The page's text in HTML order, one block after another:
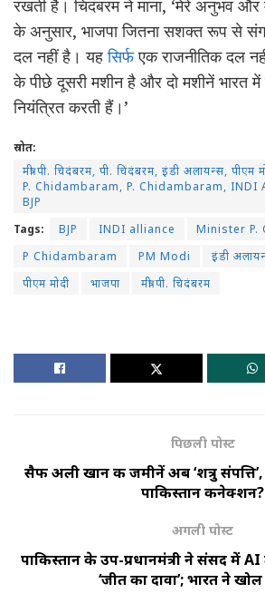
रखती है। चिदंबरम ने माना, ‘मेरे अनुभव
के अनुसार, भाजपा जितना सशक्त रूप से
दल नहीं है। यहसिर्फएक राजनीतिक दल
के पीछे दूसरी मशीन है और दो मशीनें भारत में
नियंत्रित करती हैं।’
स्रोत:
मंत्री पी. चिदंबरम, पी. चिदंबरम, इंडी अलायन्स,
P. Chidambaram, P. Chidambaram, INDI
BJP
Tags:
BJP INDI alliance
Minister P.
P Chidambaram
PM Modi इंडी
पीएम मोदी
भाजपा मंत्री पी. चिदंबरम
पिछली पोस्ट
सैफ अली खान की जमीनें अब ‘शत्रु
पाकिस्तान कनेक्शन?
अगली पोस्ट
पाकिस्तान के उप-प्रधानमंत्री ने संसद में
‘जीत का दावा’; भारत ने